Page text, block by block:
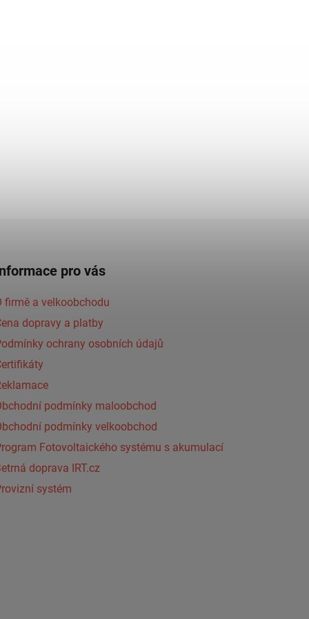
pro vás
firmě a velkoobchodu
dopravy a platby
ochrany osobních údajů
podmínky maloobchod
podmínky velkoobchod
Fotovoltaického systému s akumulací
doprava IRT.cz
systém